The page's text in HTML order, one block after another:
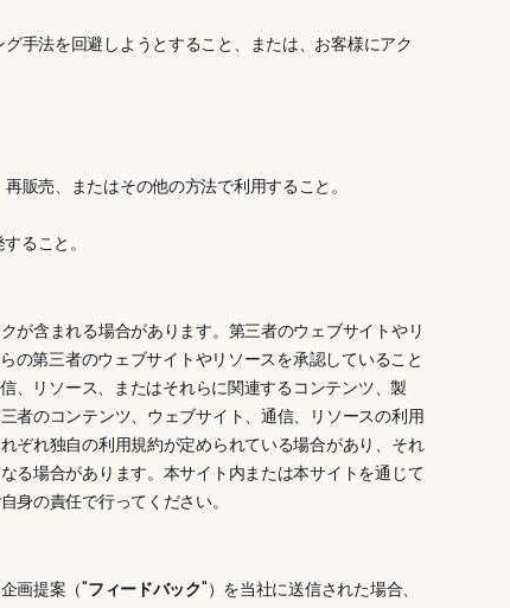
手法を回避しようとすること、または、お客様にアク
販売、またはその他の方法で利用すること。
ること。
が含まれる場合があります。第三者のウェブサイトやリ
第三者のウェブサイトやリソースを承認していること
、リソース、またはそれらに関連するコンテンツ、製
者のコンテンツ、ウェブサイト、通信、リソースの利用
ぞれ独自の利用規約が定められている場合があり、それ
る場合があります。本サイト内または本サイトを通じて
身の責任で行ってください。
画提案（"フィードバック"）を当社に送信された場合、